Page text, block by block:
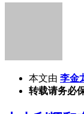
本文由 李金
转载请务必